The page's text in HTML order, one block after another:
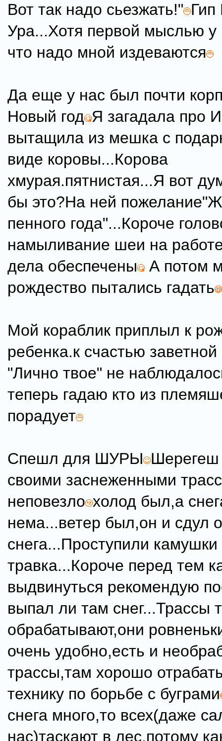
Вот так надо сьезжать!" Гип
Ура...Хотя первой мыслью
что надо мной издеваются
Да еще у нас был почти
Новый год Я загадала про
вытащила из мешка с
виде коровы...Корова
хмурая.пятнистая...Я вот
бы это?На ней
пенного года"...Короче
намыливание шеи на
дела обеспечены
А потом
рождество пытались гадать
Мой кораблик приплыл к
ребенка.к счастью
"Лично твое" не
теперь гадаю кто из
порадует
Спешл для ШУРЫ Шерегеш
своими заснеженными
неповезло холод был,а
нема...ветер был,он и сдул
снега...Проступили камушки
травка...Короче перед тем
выдвинуться рекомендую
выпал ли там снег...Трассы
обрабатывают,они
очень удобно,есть и
трассы,там хорошо
технику по борьбе с буграми
снега много,то всех(даже
нас)таскают в лес,потому